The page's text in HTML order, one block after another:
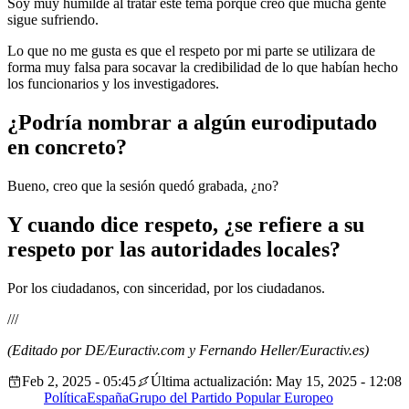
Soy muy humilde al tratar este tema porque creo que mucha gente
sigue sufriendo.
Lo que no me gusta es que el respeto por mi parte se utilizara de
forma muy falsa para socavar la credibilidad de lo que habían hecho
los funcionarios y los investigadores.
¿Podría nombrar a algún eurodiputado
en concreto?
Bueno, creo que la sesión quedó grabada, ¿no?
Y cuando dice respeto, ¿se refiere a su
respeto por las autoridades locales?
Por los ciudadanos, con sinceridad, por los ciudadanos.
///
(Editado por DE/Euractiv.com y Fernando Heller/Euractiv.es)
Feb 2, 2025 - 05:45
Última actualización: May 15, 2025 - 12:08
PolíticaEspañaGrupo del Partido Popular Europeo